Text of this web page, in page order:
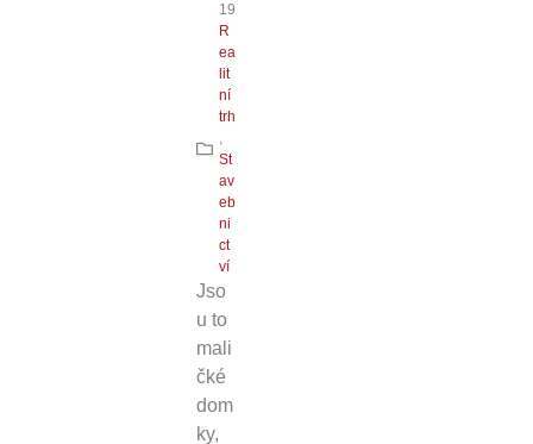
19
R
ea
lit
ní
trh
,
St
av
eb
ni
ct
ví
Jso
u to
mali
čké
dom
ky,